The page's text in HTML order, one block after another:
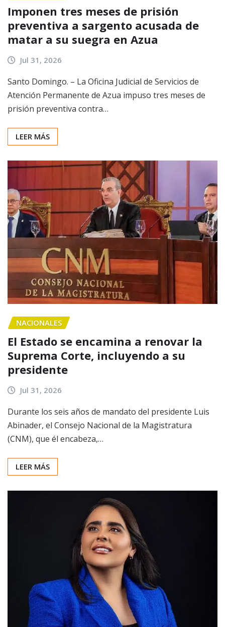
Imponen tres meses de prisión
preventiva a sargento acusada de
matar a su suegra en Azua
Jul 31, 2026
Santo Domingo. – La Oficina Judicial de Servicios de
Atención Permanente de Azua impuso tres meses de
prisión preventiva contra…
LEER MÁS
NACIONALES
El Estado se encamina a renovar la
Suprema Corte, incluyendo a su
presidente
Jul 31, 2026
Durante los seis años de mandato del presidente Luis
Abinader, el Consejo Nacional de la Magistratura
(CNM), que él encabeza,…
LEER MÁS